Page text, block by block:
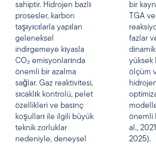
sahiptir. Hidrojen bazlı
prosesler, karbon
taşıyıcılarla yapılan
geleneksel
indirgemeye kıyasla
CO₂ emisyonlarında
önemli bir azalma
sağlar. Gaz reaktivitesi,
sıcaklık kontrolü, pelet
özellikleri ve basınç
koşulları ile ilgili büyük
teknik zorluklar
nedeniyle, deneysel
bir kaynaktır. Linseis’in
TGA ve STA sistemleri,
reaksiyon yolları, ara
fazlar ve atmosferik
dinamikler hakkında
yüksek hassasiyetli
ölçüm verileri sağlar –
hidrojen indirgemesinin
optimizasyonu ve
modellenmesi için
önemli bilgiler (Kim et
al., 2021; Ratzker et al.,
2025).